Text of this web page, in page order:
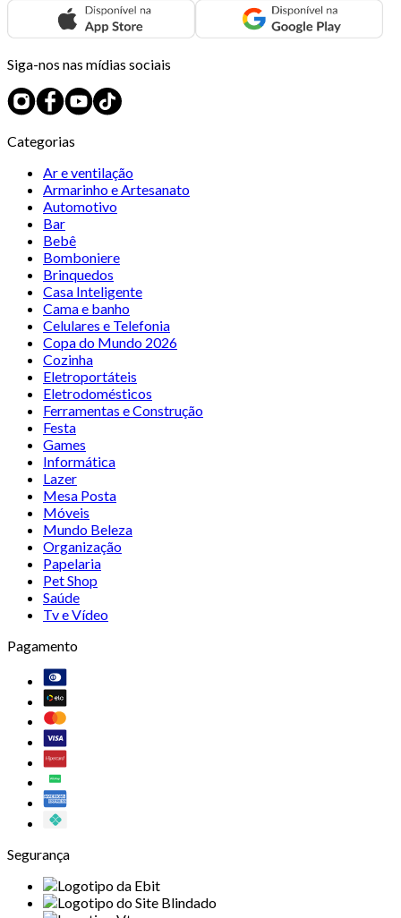
Siga-nos nas mídias sociais
Categorias
Ar e ventilação
Armarinho e Artesanato
Automotivo
Bar
Bebê
Bomboniere
Brinquedos
Casa Inteligente
Cama e banho
Celulares e Telefonia
Copa do Mundo 2026
Cozinha
Eletroportáteis
Eletrodomésticos
Ferramentas e Construção
Festa
Games
Informática
Lazer
Mesa Posta
Móveis
Mundo Beleza
Organização
Papelaria
Pet Shop
Saúde
Tv e Vídeo
Pagamento
Segurança